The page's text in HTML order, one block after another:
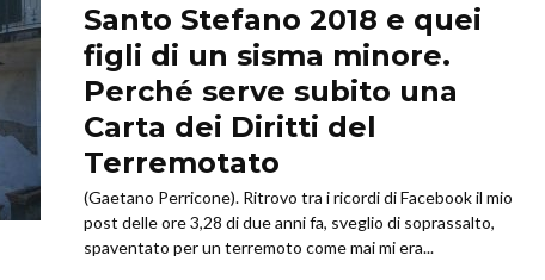
Santo Stefano 2018 e quei
figli di un sisma minore.
Perché serve subito una
Carta dei Diritti del
Terremotato
(Gaetano Perricone). Ritrovo tra i ricordi di Facebook il mio
post delle ore 3,28 di due anni fa, sveglio di soprassalto,
spaventato per un terremoto come mai mi era...